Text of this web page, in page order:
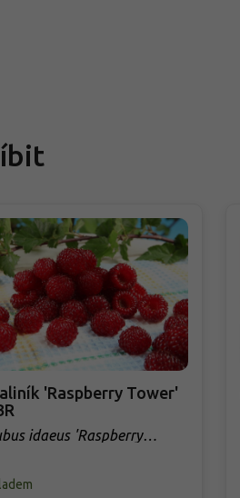
'Raspberry Tower'
idaeus 'Raspberry